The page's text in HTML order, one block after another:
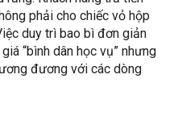
phải cho chiếc vỏ hộp
duy trì bao bì đơn giản
“bình dân học vụ” nhưng
đương với các dòng